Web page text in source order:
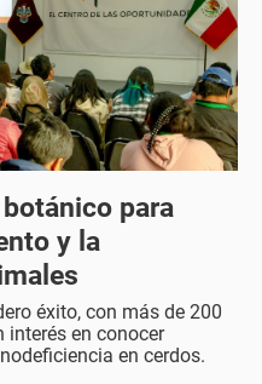
para
y la
éxito, con más de 200
interés en conocer
en cerdos.